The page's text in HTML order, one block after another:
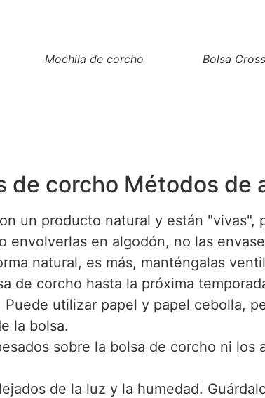
Mochila de corcho Bolsa
de corcho Métodos de
un producto natural y están "vivas",
envolverlas en algodón, no las
natural, es más, manténgalas
de corcho hasta la próxima
utilizar papel y papel cebolla,
la bolsa.
sobre la bolsa de corcho ni los
de la luz y la humedad.